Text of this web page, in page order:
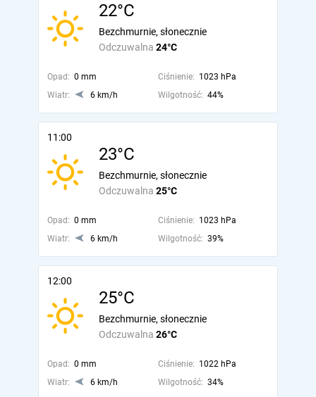
22°C
Odczuwalna 24°C
Bezchmurnie, słonecznie
Opad: 0 mm Ciśnienie: 1023 hPa
Wiatr:
6 km/h Wilgotność: 44%
11:00
23°C
Odczuwalna 25°C
Bezchmurnie, słonecznie
Opad: 0 mm Ciśnienie: 1023 hPa
Wiatr:
6 km/h Wilgotność: 39%
12:00
25°C
Odczuwalna 26°C
Bezchmurnie, słonecznie
Opad: 0 mm Ciśnienie: 1022 hPa
Wiatr:
6 km/h Wilgotność: 34%